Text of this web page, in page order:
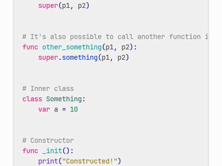
super(p1, p2)
# It's also possible to call another function in
func other_something(p1, p2):
super.something(p1, p2)
# Inner class
class Something:
var a = 10
# Constructor
func
_init():
print("Constructed!")